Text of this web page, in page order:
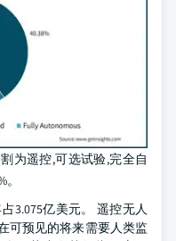
为遥控,可选试验,完全自
3.075亿美元。 遥控无人
可预见的将来需要人类监